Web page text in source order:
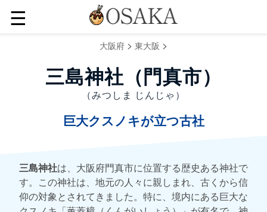
☰
大阪府 > 東大阪 >
三島神社（門真市）
（みつしま じんじゃ）
巨大クスノキが立つ古社
三島神社は、大阪府門真市に位置する歴史ある神社で
す。この神社は、地元の人々に親しまれ、古くから信
仰の対象とされてきました。特に、境内にある巨大な